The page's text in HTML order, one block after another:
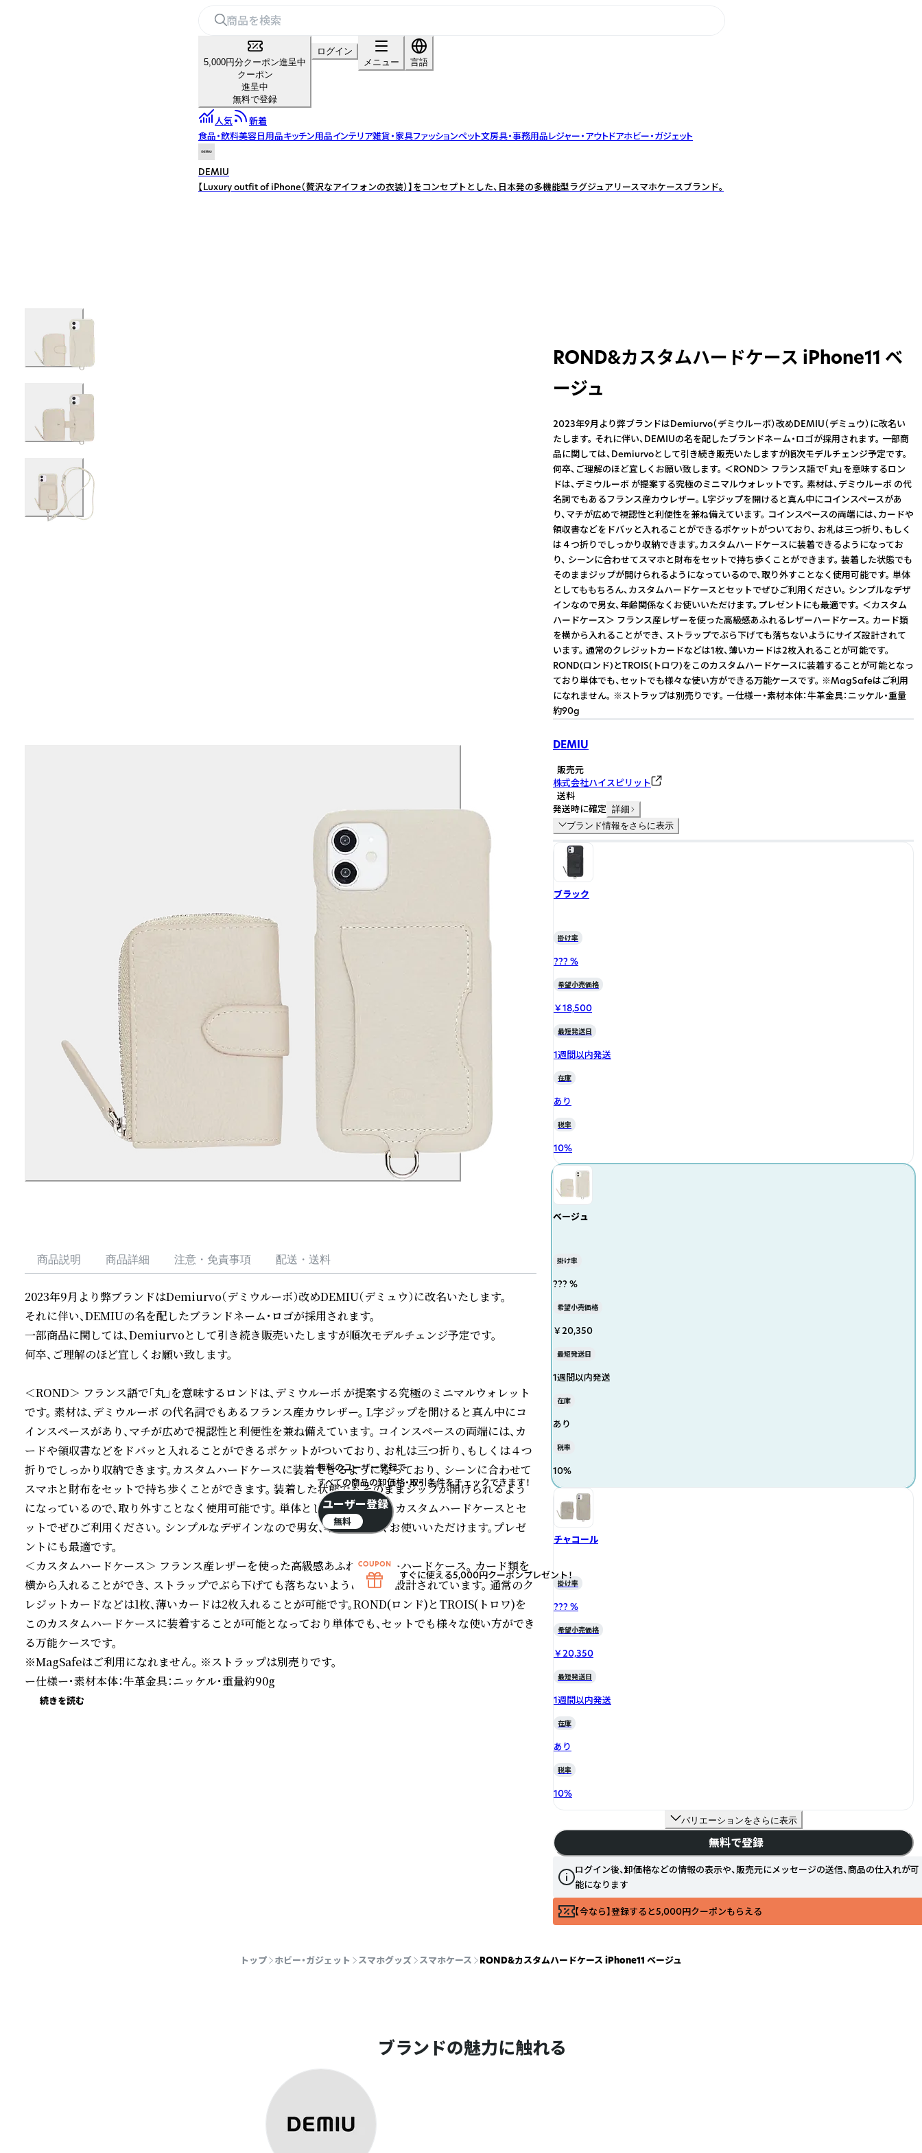
5,000円分クーポン進呈中
クーポン
進呈中
無料で登録
ログイン
メニュー
言語
人気
新着
食品・飲料美容日用品キッチン用品インテリア雑貨・家具ファッションペット文房具・事務用品レジャー・アウトドアホビー・ガジェット
DEMIU
【Luxury outfit of iPhone（贅沢なアイフォンの衣装）】をコンセプトとした、日本発の多機能型ラグジュアリースマホケースブランド。
商品説明 商品詳細 注意・免責事項 配送・送料
2023年9月より弊ブランドはDemiurvo（デミウルーボ）改めDEMIU（デミュウ）に改名いたします。
それに伴い、DEMIUの名を配したブランドネーム・ロゴが採用されます。
一部商品に関しては、Demiurvoとして引き続き販売いたしますが順次モデルチェンジ予定です。
何卒、ご理解のほど宜しくお願い致します。
＜ROND＞ フランス語で「丸」を意味するロンドは、デミウルーボ が提案する究極のミニマルウォレット
です。 素材は、デミウルーボ の代名詞でもあるフランス産カウレザー。 L字ジップを開けると真ん中にコ
インスペースがあり、マチが広めで視認性と利便性を兼ね備えています。 コインスペースの両端には、カ
ードや領収書などをドバッと入れることができるポケットがついており、 お札は三つ折り、もしくは４つ
折りでしっかり収納できます。カスタムハードケースに装着できるようになっており、 シーンに合わせて
スマホと財布をセットで持ち歩くことができます。 装着した状態でもそのままジップが開けられるよう
になっているので、取り外すことなく使用可能です。 単体としてももちろん、カスタムハードケースとセ
ットでぜひご利用ください。 シンプルなデザインなので男女、年齢関係なくお使いいただけます。プレゼ
ントにも最適です。
＜カスタムハードケース＞ フランス産レザーを使った高級感あふれるレザーハードケース。 カード類を
横から入れることができ、 ストラップでぶら下げても落ちないようにサイズ設計されています。 通常のク
レジットカードなどは1枚、薄いカードは2枚入れることが可能です。ROND(ロンド)とTROIS(トロワ)を
このカスタムハードケースに装着することが可能となっており単体でも、セットでも様々な使い方ができ
る万能ケースです。
※MagSafeはご利用になれません。 ※ストラップは別売りです。
ー仕様ー・素材本体：牛革金具：ニッケル・重量約90g
続きを読む
ROND&カスタムハードケース iPhone11 ベ
ージュ
2023年9月より弊ブランドはDemiurvo（デミウルーボ）改めDEMIU（デミュウ）に改名い
たします。 それに伴い、DEMIUの名を配したブランドネーム・ロゴが採用されます。 一部商
品に関しては、Demiurvoとして引き続き販売いたしますが順次モデルチェンジ予定です。
何卒、ご理解のほど宜しくお願い致します。 ＜ROND＞ フランス語で「丸」を意味するロン
ドは、デミウルーボ が提案する究極のミニマルウォレットです。 素材は、デミウルーボ の代
名詞でもあるフランス産カウレザー。 L字ジップを開けると真ん中にコインスペースがあ
り、マチが広めで視認性と利便性を兼ね備えています。 コインスペースの両端には、カードや
領収書などをドバッと入れることができるポケットがついており、 お札は三つ折り、もしく
は４つ折りでしっかり収納できます。カスタムハードケースに装着できるようになってお
り、 シーンに合わせてスマホと財布をセットで持ち歩くことができます。 装着した状態でも
そのままジップが開けられるようになっているので、取り外すことなく使用可能です。 単体
としてももちろん、カスタムハードケースとセットでぜひご利用ください。 シンプルなデザ
インなので男女、年齢関係なくお使いいただけます。プレゼントにも最適です。 ＜カスタム
ハードケース＞ フランス産レザーを使った高級感あふれるレザーハードケース。 カード類
を横から入れることができ、 ストラップでぶら下げても落ちないようにサイズ設計されて
います。 通常のクレジットカードなどは1枚、薄いカードは2枚入れることが可能です。
ROND(ロンド)とTROIS(トロワ)をこのカスタムハードケースに装着することが可能となっ
ており単体でも、セットでも様々な使い方ができる万能ケースです。 ※MagSafeはご利用
になれません。 ※ストラップは別売りです。 ー仕様ー・素材本体：牛革金具：ニッケル・重量
約90g
DEMIU
販売元
株式会社ハイスピリット
送料
発送時に確定 詳細
ブランド情報をさらに表示
ブラック
掛け率
??? %
希望小売価格
￥18,500
最短発送日
1週間以内発送
在庫
あり
税率
10%
ベージュ
掛け率
??? %
希望小売価格
￥20,350
最短発送日
1週間以内発送
在庫
あり
税率
10%
チャコール
掛け率
??? %
希望小売価格
￥20,350
最短発送日
1週間以内発送
在庫
あり
税率
10%
バリエーションをさらに表示
無料で登録
ログイン後、卸価格などの情報の表示や、販売元にメッセージの送信、商品の仕入れが可
能になります
【今なら】登録すると5,000円クーポンもらえる
トップ ホビー・ガジェット スマホグッズ スマホケース ROND&カスタムハードケース iPhone11 ベージュ
ブランドの魅力に触れる
無料のユーザー登録で
すべての商品の卸価格・取引条件をチェックできます！
ユーザー登録
無料
すぐに使える5,000円クーポンプレゼント！